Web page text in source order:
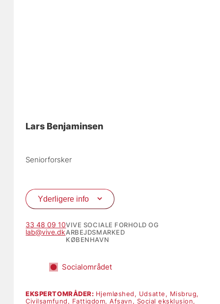
Lars Benjaminsen
Seniorforsker
Yderligere info
33 48 09 10
lab@vive.dk
VIVE SOCIALE FORHOLD OG
ARBEJDSMARKED
KØBENHAVN
Socialområdet
EKSPERTOMRÅDER: Hjemløshed, Udsatte, Misbrug,
Civilsamfund, Fattigdom,Afsavn, Social eksklusion,